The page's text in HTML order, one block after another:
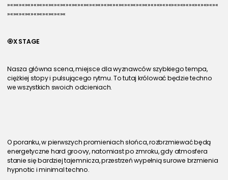
»«»«»«»«»«»«»«»«»«»«»«»«»«»«»«»«»«»«»«»«»«»«»«»«»«»«»«»«»«»«»«»«»«»«»«»«
»«»«»«»«»«»«»«»«»«»«
🧿X STAGE
Nasza główna scena, miejsce dla wyznawców szybkiego tempa,
ciężkiej stopy i pulsującego rytmu. To tutaj królować będzie techno
we wszystkich swoich odcieniach.
O poranku, w pierwszych promieniach słońca, rozbrzmiewać będą
energetyczne hard groovy, natomiast po zmroku, gdy atmosfera
stanie się bardziej tajemnicza, przestrzeń wypełnią surowe brzmienia
hypnotic i minimal techno.